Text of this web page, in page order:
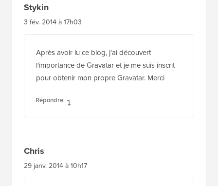
Stykin
3 fév. 2014 à 17h03
Après avoir lu ce blog, j'ai découvert
l'importance de Gravatar et je me suis inscrit
pour obtenir mon propre Gravatar. Merci
Répondre
Chris
29 janv. 2014 à 10h17